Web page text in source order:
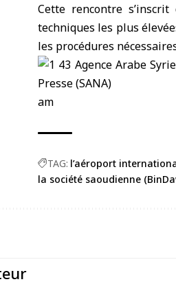
Cette rencontre
techniques les plus
les procédures
am
TAG: l’aéroport
la société saoudienne